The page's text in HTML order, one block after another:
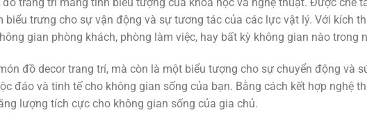
trưng cho sự vận động và sự tương tác của các lực vật lý. Với kích
gian phòng khách, phòng làm việc, hay bất kỳ không gian nào trong
đồ decor trang trí, mà còn là một biểu tượng cho sự chuyển động và
đáo và tinh tế cho không gian sống của bạn. Bằng cách kết hợp nghệ
lượng tích cực cho không gian sống của gia chủ.